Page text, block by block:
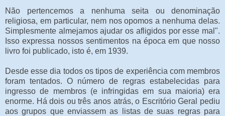
Não pertencemos a nenhuma seita ou denominação
religiosa, em particular, nem nos opomos a nenhuma delas.
Simplesmente almejamos ajudar os afligidos por esse mal".
Isso expressa nossos sentimentos na época em que nosso
livro foi publicado, isto é, em 1939.
Desde esse dia todos os tipos de experiência com membros
foram tentados. O número de regras estabelecidas para
ingresso de membros (e infringidas em sua maioria) era
enorme. Há dois ou três anos atrás, o Escritório Geral pediu
aos grupos que enviassem as listas de suas regras para